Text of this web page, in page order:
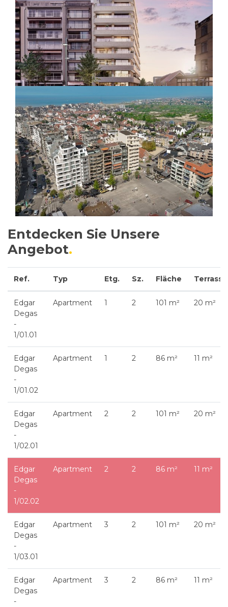
Entdecken Sie Unsere
Angebot
Ref. Typ Etg. Sz. Fläche Terrasse
Edgar
Degas
-
1/01.01
Apartment 1 2 101 m² 20 m²
Edgar
Degas
-
1/01.02
Apartment 1 2 86 m² 11 m²
Edgar
Degas
-
1/02.01
Apartment 2 2 101 m² 20 m²
Edgar
Degas
-
1/02.02
Apartment 2 2 86 m² 11 m²
Edgar
Degas
-
1/03.01
Apartment 3 2 101 m² 20 m²
Edgar
Degas
-
Apartment 3 2 86 m² 11 m²